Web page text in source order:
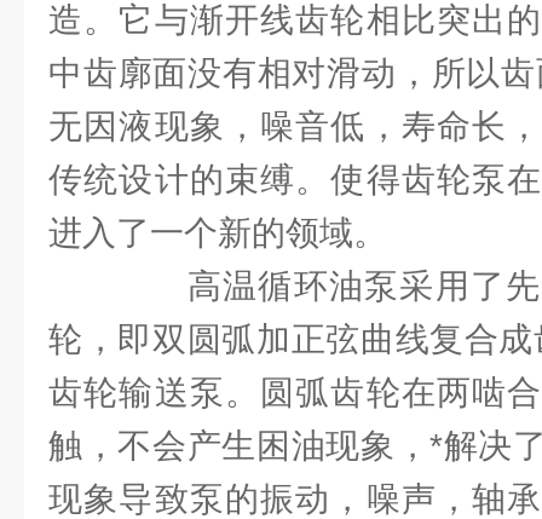
造。它与渐开线齿轮相比突出
中齿廓面没有相对滑动，所以
无因液现象，噪音低，寿命长
传统设计的束缚。使得齿轮泵
进入了一个新的领域。
高温循环油泵采用了先
轮，即双圆弧加正弦曲线复合
齿轮输送泵。圆弧齿轮在两啮
触，不会产生困油现象，*解决
现象导致泵的振动，噪声，轴